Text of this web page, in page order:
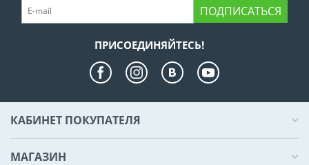
ПОДПИСАТЬСЯ
ПРИСОЕДИНЯЙТЕСЬ!
КАБИНЕТ ПОКУПАТЕЛЯ
МАГАЗИН